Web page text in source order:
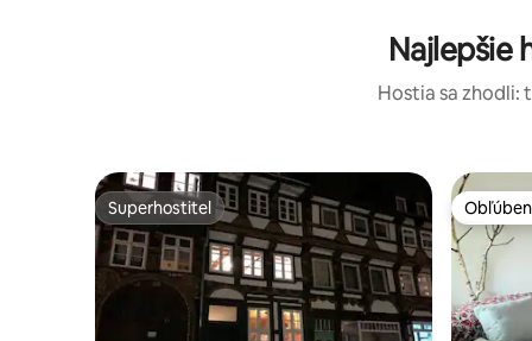
Najlepšie
Hostia sa zhodli:
Superhostiteľ
Superhostiteľ